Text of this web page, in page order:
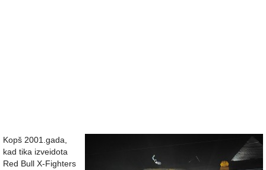
Kopš 2001.gada,
kad tika izveidota
Red Bull X-Fighters